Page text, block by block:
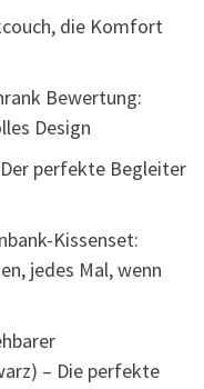
die Komfort
Bewertung:
Design
perfekte Begleiter
Kissenset:
jedes Mal, wenn
– Die perfekte